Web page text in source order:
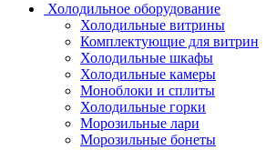
Холодильное оборудование
Холодильные витрины
Комплектующие для витрин
Холодильные шкафы
Холодильные камеры
Моноблоки и сплиты
Холодильные горки
Морозильные лари
Морозильные бонеты